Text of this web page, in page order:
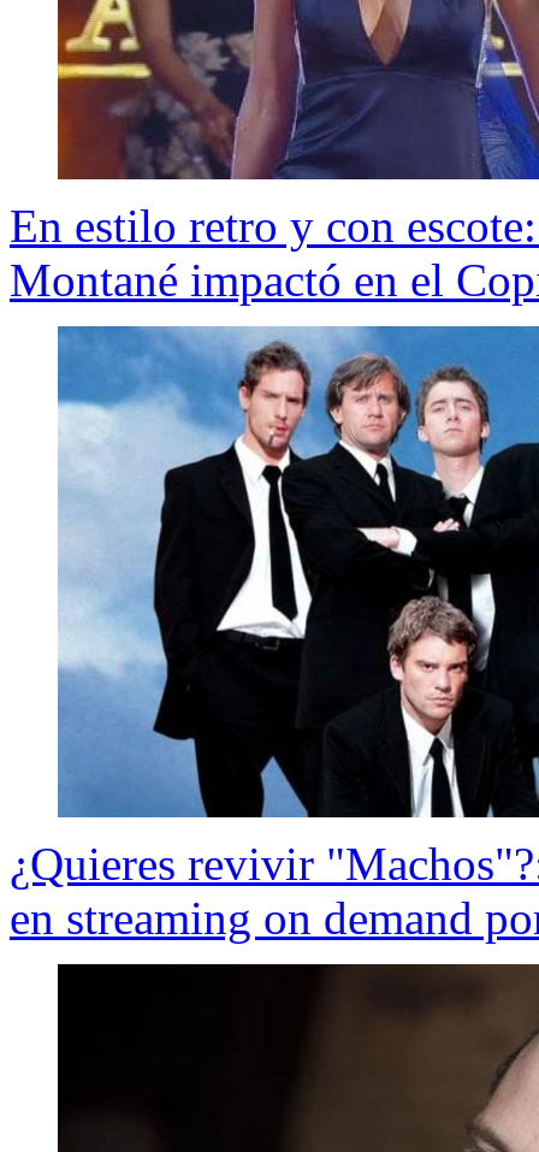
En estilo retro y con
Montané impactó en el
¿Quieres revivir
en streaming on demand